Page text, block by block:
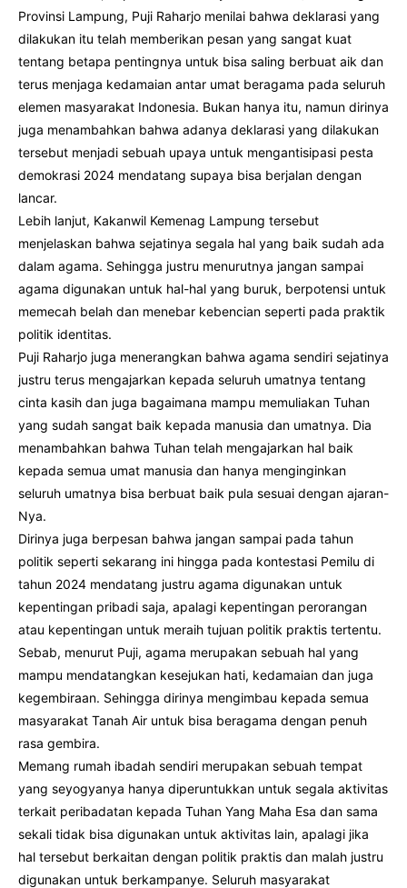
Provinsi Lampung, Puji Raharjo menilai bahwa deklarasi yang
dilakukan itu telah memberikan pesan yang sangat kuat
tentang betapa pentingnya untuk bisa saling berbuat aik dan
terus menjaga kedamaian antar umat beragama pada seluruh
elemen masyarakat Indonesia. Bukan hanya itu, namun dirinya
juga menambahkan bahwa adanya deklarasi yang dilakukan
tersebut menjadi sebuah upaya untuk mengantisipasi pesta
demokrasi 2024 mendatang supaya bisa berjalan dengan
lancar.
Lebih lanjut, Kakanwil Kemenag Lampung tersebut
menjelaskan bahwa sejatinya segala hal yang baik sudah ada
dalam agama. Sehingga justru menurutnya jangan sampai
agama digunakan untuk hal-hal yang buruk, berpotensi untuk
memecah belah dan menebar kebencian seperti pada praktik
politik identitas.
Puji Raharjo juga menerangkan bahwa agama sendiri sejatinya
justru terus mengajarkan kepada seluruh umatnya tentang
cinta kasih dan juga bagaimana mampu memuliakan Tuhan
yang sudah sangat baik kepada manusia dan umatnya. Dia
menambahkan bahwa Tuhan telah mengajarkan hal baik
kepada semua umat manusia dan hanya menginginkan
seluruh umatnya bisa berbuat baik pula sesuai dengan ajaran-
Nya.
Dirinya juga berpesan bahwa jangan sampai pada tahun
politik seperti sekarang ini hingga pada kontestasi Pemilu di
tahun 2024 mendatang justru agama digunakan untuk
kepentingan pribadi saja, apalagi kepentingan perorangan
atau kepentingan untuk meraih tujuan politik praktis tertentu.
Sebab, menurut Puji, agama merupakan sebuah hal yang
mampu mendatangkan kesejukan hati, kedamaian dan juga
kegembiraan. Sehingga dirinya mengimbau kepada semua
masyarakat Tanah Air untuk bisa beragama dengan penuh
rasa gembira.
Memang rumah ibadah sendiri merupakan sebuah tempat
yang seyogyanya hanya diperuntukkan untuk segala aktivitas
terkait peribadatan kepada Tuhan Yang Maha Esa dan sama
sekali tidak bisa digunakan untuk aktivitas lain, apalagi jika
hal tersebut berkaitan dengan politik praktis dan malah justru
digunakan untuk berkampanye. Seluruh masyarakat